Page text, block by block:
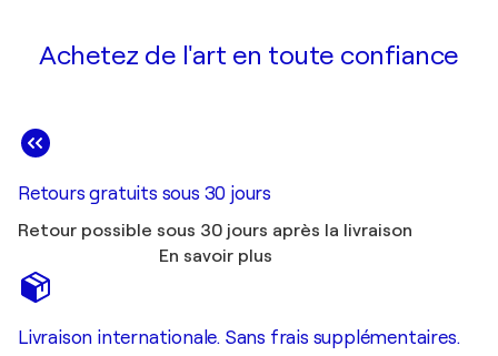
Achetez de l'art en toute confiance
Retours gratuits sous 30 jours
Retour possible sous 30 jours après la livraison
En savoir plus
Livraison internationale. Sans frais supplémentaires.